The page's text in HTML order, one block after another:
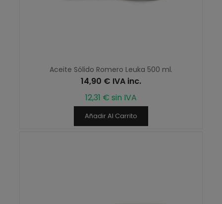
Aceite Sólido Romero Leuka 500 ml.
14,90 € IVA inc.
12,31 € sin IVA
Añadir Al Carrito